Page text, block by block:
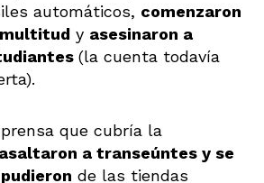
automáticos, comenzaron
y asesinaron a
(la cuenta todavía
que cubría la
asaltaron a transeúntes y se
de las tiendas